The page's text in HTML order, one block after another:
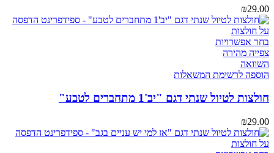
האפשרויות
בעמוד
₪29.00
בחר אפשרויות
מספר
ניתן
האפשרויות
בעמוד
צפייה מהירה
השוואה
הוספה לרשימת המשאלות
חולצות לטיול שנתי דגם "יב'1 מתחברים לטבע"
₪29.00